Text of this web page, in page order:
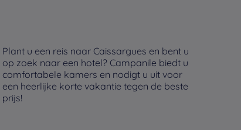
Plant u een reis naar Caissargues en bent u
op zoek naar een hotel? Campanile biedt u
comfortabele kamers en nodigt u uit voor
een heerlijke korte vakantie tegen de beste
prijs!